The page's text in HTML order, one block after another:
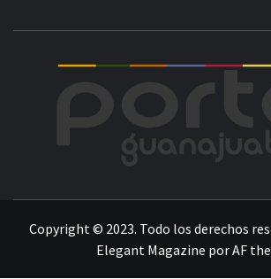
Copyright © 2023. Todo los derechos
Elegant Magazine porAF